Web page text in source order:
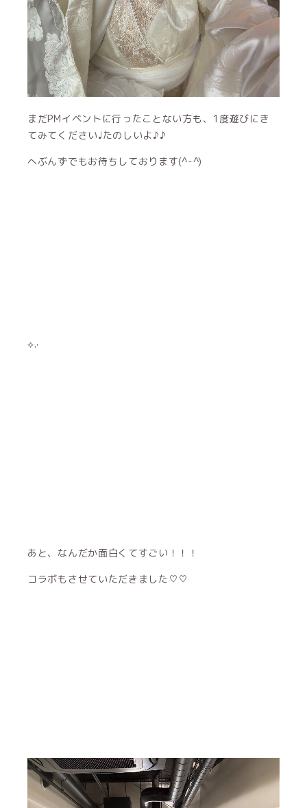
まだPMイベントに行ったことない方も、1度遊びにき
てみてください♩たのしいよ♪♪
へぶんずでもお待ちしております(^-^)
⟡.·
あと、なんだか面白くてすごい！！！
コラボもさせていただきました♡♡